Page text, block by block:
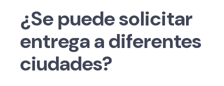
¿Se puede solicitar
entrega a diferentes
ciudades?